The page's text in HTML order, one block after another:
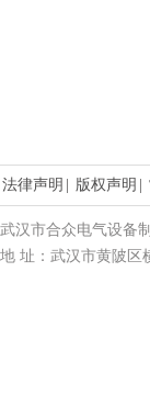
法律声明 版权声明
武汉市合众电气设备
地 址：武汉市黄陂区